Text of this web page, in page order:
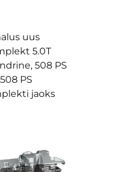
uus
5.0T
508 PS
PS
jaoks